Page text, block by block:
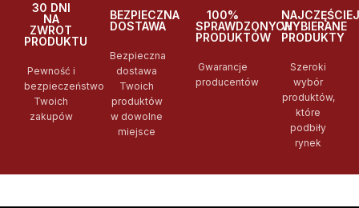
30 DNI
NA
ZWROT
PRODUKTU
Pewność i
bezpieczeństwo
Twoich
zakupów
BEZPIECZNA
DOSTAWA
Bezpieczna
dostawa
Twoich
produktów
w dowolne
miejsce
100%
SPRAWDZONYCH
PRODUKTÓW
Gwarancje
producentów
NAJCZĘŚCIEJ
WYBIERANE
PRODUKTY
Szeroki
wybór
produktów,
które
podbiły
rynek